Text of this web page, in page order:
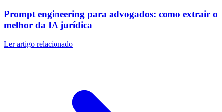
Prompt engineering para advogados: como extrair o
melhor da IA jurídica
Ler artigo relacionado